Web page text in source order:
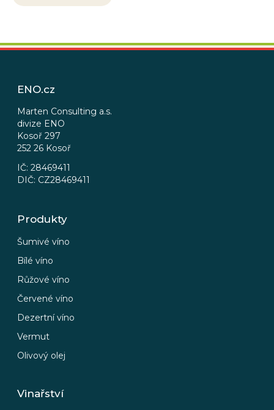
Z
ENO.cz
Marten Consulting a.s.
divize ENO
Kosoř 297
252 26 Kosoř
IČ: 28469411
DIČ: CZ28469411
Produkty
Šumivé víno
Bílé víno
Růžové víno
Červené víno
Dezertní víno
Vermut
Olivový olej
Vinařství